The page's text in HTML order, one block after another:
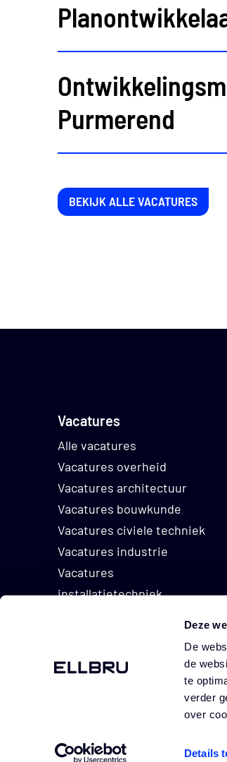
Deze
De
de
te
verder
over
Details
Ons aanbod
Wat je kan
Een salaris
Purmerend
BEKIJK ALLE VACATURES
Vacatures
Alle vacatures
Vacatures overheid
Vacatures architectuur
Vacatures bouwkunde
Vacatures civiele techniek
Vacatures industrie
Vacatures
installatietechniek